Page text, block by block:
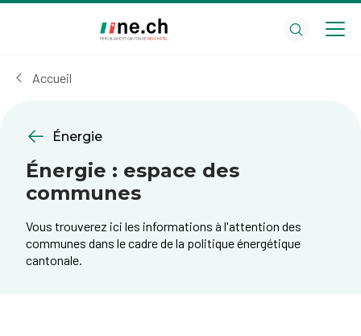
cookies
Accueil
Énergie
Énergie : espace des
communes
Vous trouverez ici les informations à l'attention des
communes dans le cadre de la politique énergétique
cantonale.